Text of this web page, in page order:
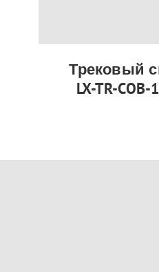
Трековый
LX-TR-